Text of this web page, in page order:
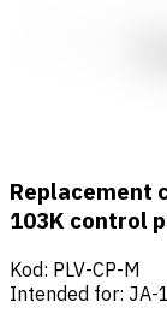
Replacement
103K control
Kod: PLV-CP-M
Intended for: JA-